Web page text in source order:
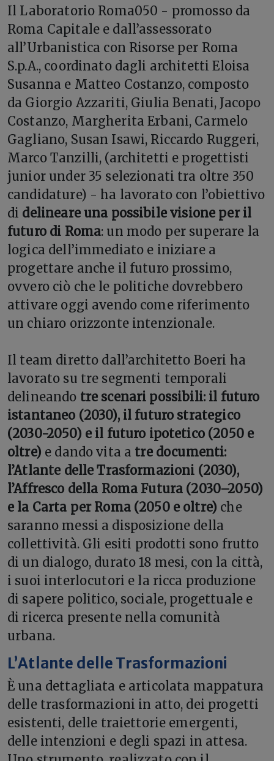
Il Laboratorio Roma050 - promosso da
Roma Capitale e dall’assessorato
all’Urbanistica con Risorse per Roma
S.p.A., coordinato dagli architetti Eloisa
Susanna e Matteo Costanzo, composto
da Giorgio Azzariti, Giulia Benati, Jacopo
Costanzo, Margherita Erbani, Carmelo
Gagliano, Susan Isawi, Riccardo Ruggeri,
Marco Tanzilli, (architetti e progettisti
junior under 35 selezionati tra oltre 350
candidature) - ha lavorato con l’obiettivo
di delineare una possibile visione per il
futuro di Roma: un modo per superare la
logica dell’immediato e iniziare a
progettare anche il futuro prossimo,
ovvero ciò che le politiche dovrebbero
attivare oggi avendo come riferimento
un chiaro orizzonte intenzionale.
Il team diretto dall’architetto Boeri ha
lavorato su tre segmenti temporali
delineando tre scenari possibili: il futuro
istantaneo (2030), il futuro strategico
(2030-2050) e il futuro ipotetico (2050 e
oltre) e dando vita a tre documenti:
l’Atlante delle Trasformazioni (2030),
l’Affresco della Roma Futura (2030–2050)
e la Carta per Roma (2050 e oltre) che
saranno messi a disposizione della
collettività. Gli esiti prodotti sono frutto
di un dialogo, durato 18 mesi, con la città,
i suoi interlocutori e la ricca produzione
di sapere politico, sociale, progettuale e
di ricerca presente nella comunità
urbana.
L’Atlante delle Trasformazioni
È una dettagliata e articolata mappatura
delle trasformazioni in atto, dei progetti
esistenti, delle traiettorie emergenti,
delle intenzioni e degli spazi in attesa.